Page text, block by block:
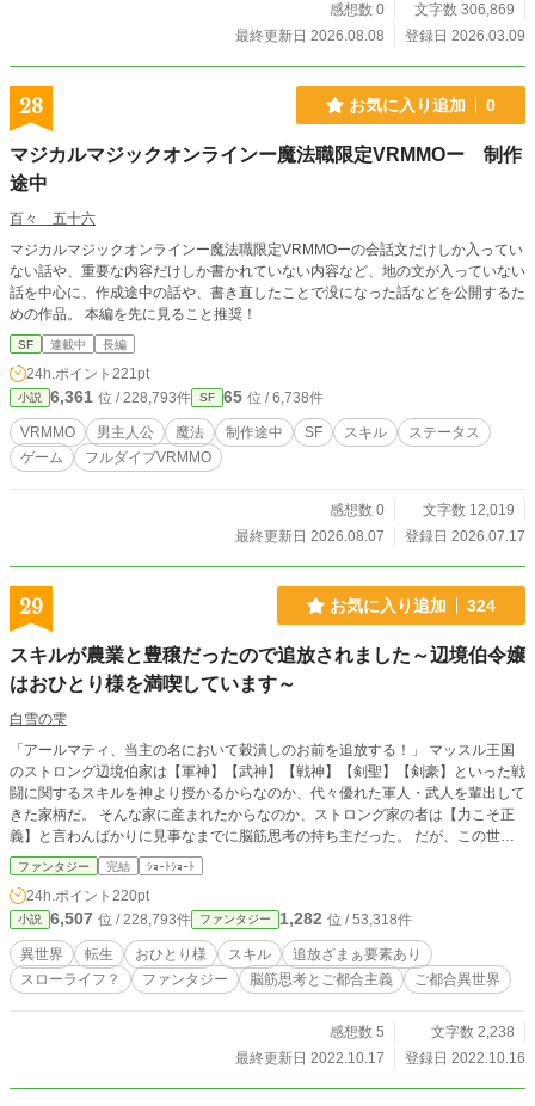
感想数 0
文字数 306,869
最終更新日 2026.08.08
登録日 2026.03.09
28 お気に入り追加 0
マジカルマジックオンラインー魔法職限定VRMMOー 制作
途中
百々 五十六
マジカルマジックオンラインー魔法職限定VRMMOーの会話文だけしか入ってい
ない話や、重要な内容だけしか書かれていない内容など、地の文が入っていない
話を中心に、作成途中の話や、書き直したことで没になった話などを公開するた
めの作品。 本編を先に見ること推奨！
SF 連載中 長編
24h.ポイント 221pt
小説 6,361 位 / 228,793件 SF 65 位 / 6,738件
VRMMO 男主人公 魔法 制作途中 SF スキル
ステータス
ゲーム
フルダイブVRMMO
感想数 0
文字数 12,019
最終更新日 2026.08.07
登録日 2026.07.17
29 お気に入り追加 324
スキルが農業と豊穣だったので追放されました～辺境伯令嬢
はおひとり様を満喫しています～
白雪の雫
「アールマティ、当主の名において穀潰しのお前を追放する！」 マッスル王国
のストロング辺境伯家は【軍神】【武神】【戦神】【剣聖】【剣豪】といった戦
闘に関するスキルを神より授かるからなのか、代々優れた軍人・武人を輩出して
きた家柄だ。 そんな家に産まれたからなのか、ストロング家の者は【力こそ正
義】と言わんばかりに見事なまでに脳筋思考の持ち主だった。 だが、この世に
は例外というものがある。 ストロング家の次女であるアールマティだ。 実はア
ールマティ、日本人として生きていた前世の記憶を持っているのだが、その事を
話せば病院に送られてしまうという恐怖があるからなのか誰にも打ち明けていな
い。 そんなアールマティが授かったスキルは【農業】と【豊穣】 戦いに役に立
たないスキルという事で、アールマティは父からストロング家追放を宣告された
のだ。 「仰せのままに」 父の言葉に頭を下げた後、屋敷を出て行こうとしてい
るアールマティを母と兄弟姉妹、そして家令と使用人達までもが嘲笑いながら罵
に･･･」 脳筋に何を言っても無駄だと子供の頃から悟っていたアールマティは他
です。 主人公のスキルはゲームがベースになっているので、作物が実るのに時
ファンタジー 完結 ｼｮｰﾄｼｮｰﾄ
24h.ポイント 220pt
小説 6,507 位 / 228,793件 ファンタジー 1,282 位 / 53,318件
異世界 転生 おひとり様 スキル
追放ざまぁ要素あり
スローライフ？
ファンタジー 脳筋思考とご都合主義 ご都合異世界
感想数 5
文字数 2,238
最終更新日 2022.10.17
登録日 2022.10.16